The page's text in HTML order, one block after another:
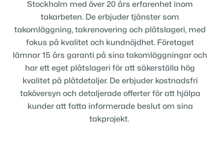
Stockholm med över 20 års erfarenhet inom
takarbeten. De erbjuder tjänster som
takomläggning, takrenovering och plåtslageri, med
fokus på kvalitet och kundnöjdhet. Företaget
lämnar 15 års garanti på sina takomläggningar och
har ett eget plåtslageri för att säkerställa hög
kvalitet på plåtdetaljer. De erbjuder kostnadsfri
taköversyn och detaljerade offerter för att hjälpa
kunder att fatta informerade beslut om sina
takprojekt. ​